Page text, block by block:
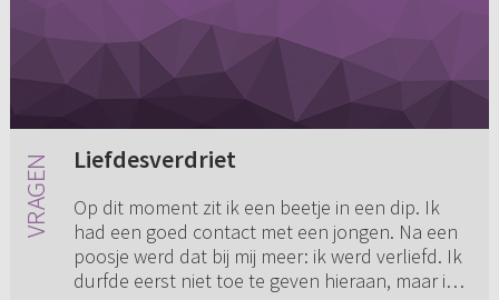
Liefdesverdriet
Op dit moment zit ik een beetje in een dip. Ik
had een goed contact met een jongen. Na een
poosje werd dat bij mij meer: ik werd verliefd. Ik
durfde eerst niet toe te geven hieraan, maar ik